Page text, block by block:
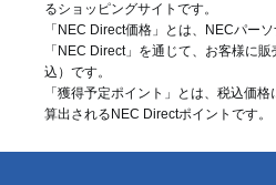
るショッピングサイトです。
「NEC Direct価格」とは、NECパー
「NEC Direct」を通じて、お客様に
込 ）です。
「獲得予定ポイント」とは、税込価
算出されるNEC Directポイントです。